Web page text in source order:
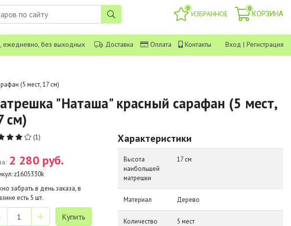
0
ИЗБРАННОЕ
0
КОРЗИНА
ежедневно, без выходных Доставка Оплата Контакты Вход | Регистрация
(5 мест, 17 см)
"Наташа" красный сарафан (5 мест,
см)
(1)
2 280 руб.
z1605330k
забрать в день заказа, в
есть 5 шт.
Характеристики
Высота
наибольшей
матрешки
17 см
Материал Дерево
Количество
5 мест